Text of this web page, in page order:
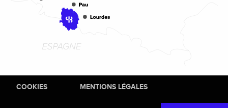
COOKIES MENTIONS LÉGALES